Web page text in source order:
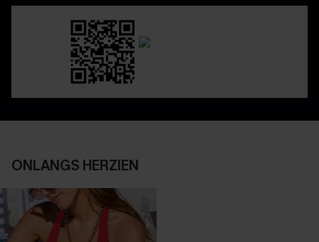
ONLANGS HERZIEN